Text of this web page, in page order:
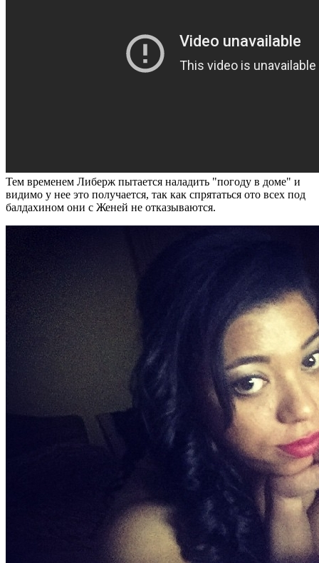
Тем временем Либерж пытается наладить "погоду в доме" и
видимо у нее это получается, так как спрятаться ото всех под
балдахином они с Женей не отказываются.